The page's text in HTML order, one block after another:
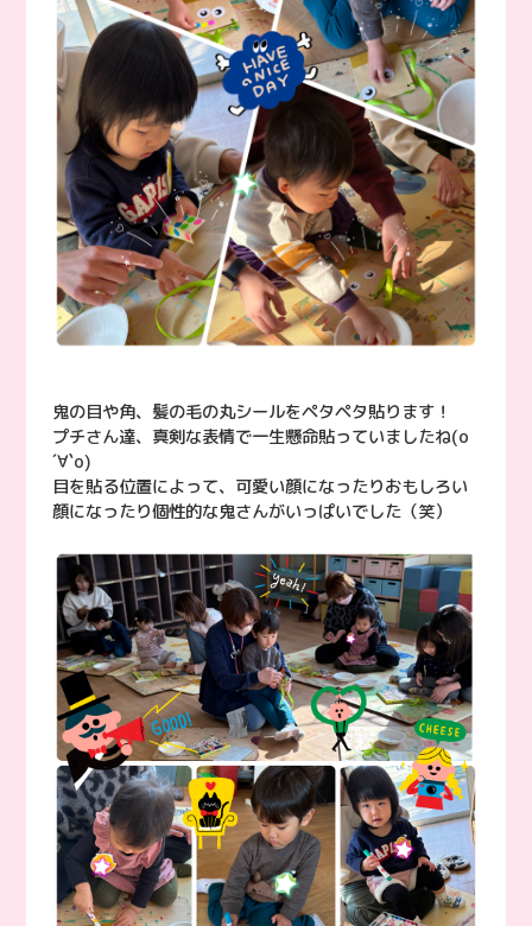
鬼の目や角、髪の毛の丸シールをペタペタ貼ります！
プチさん達、真剣な表情で一生懸命貼っていましたね(о
´∀`о)
目を貼る位置によって、可愛い顔になったりおもしろい
顔になったり個性的な鬼さんがいっぱいでした（笑）